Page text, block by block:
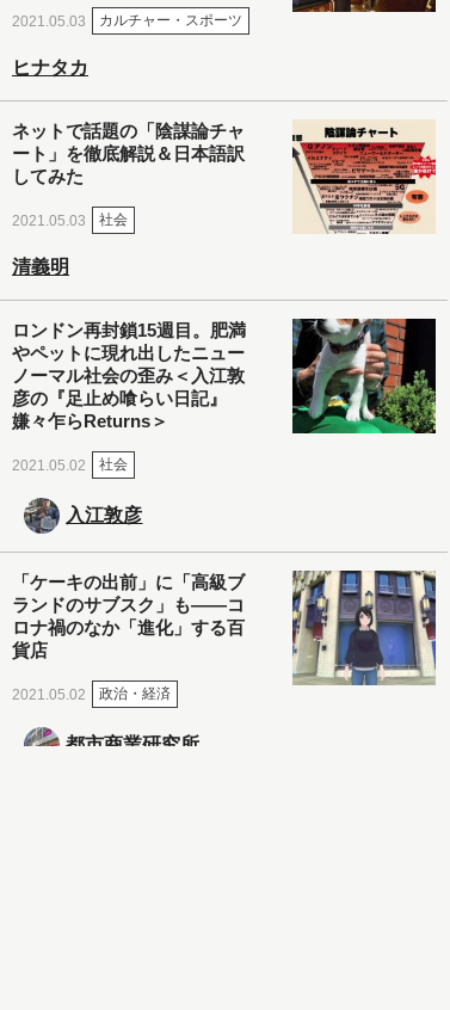
2021.05.03 カルチャー・スポーツ
ヒナタカ
ネットで話題の「陰謀論チャ
ート」を徹底解説＆日本語訳
してみた
2021.05.03 社会
清義明
ロンドン再封鎖15週目。肥満
やペットに現れ出したニュー
ノーマル社会の歪み＜入江敦
彦の『足止め喰らい日記』
嫌々乍らReturns＞
2021.05.02 社会
入江敦彦
「ケーキの出前」に「高級ブ
ランドのサブスク」も――コ
ロナ禍のなか「進化」する百
貨店
2021.05.02 政治・経済
都市商業研究所